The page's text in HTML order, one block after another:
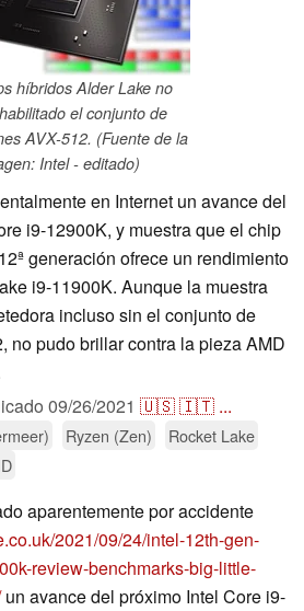
híbridos Alder Lake no
el conjunto de
AVX-512. (Fuente de la
Intel - editado)
en Internet un avance del
i9-12900K, y muestra que el chip
generación ofrece un rendimiento
i9-11900K. Aunque la muestra
incluso sin el conjunto de
no pudo brillar contra la pieza AMD
09/26/2021 🇺🇸🇮🇹 ...
Ryzen (Zen)
Rocket Lake
aparentemente por accidente
2021/09/24/intel-12th-gen-
review-benchmarks-big-little-
un avance del próximo Intel Core i9-